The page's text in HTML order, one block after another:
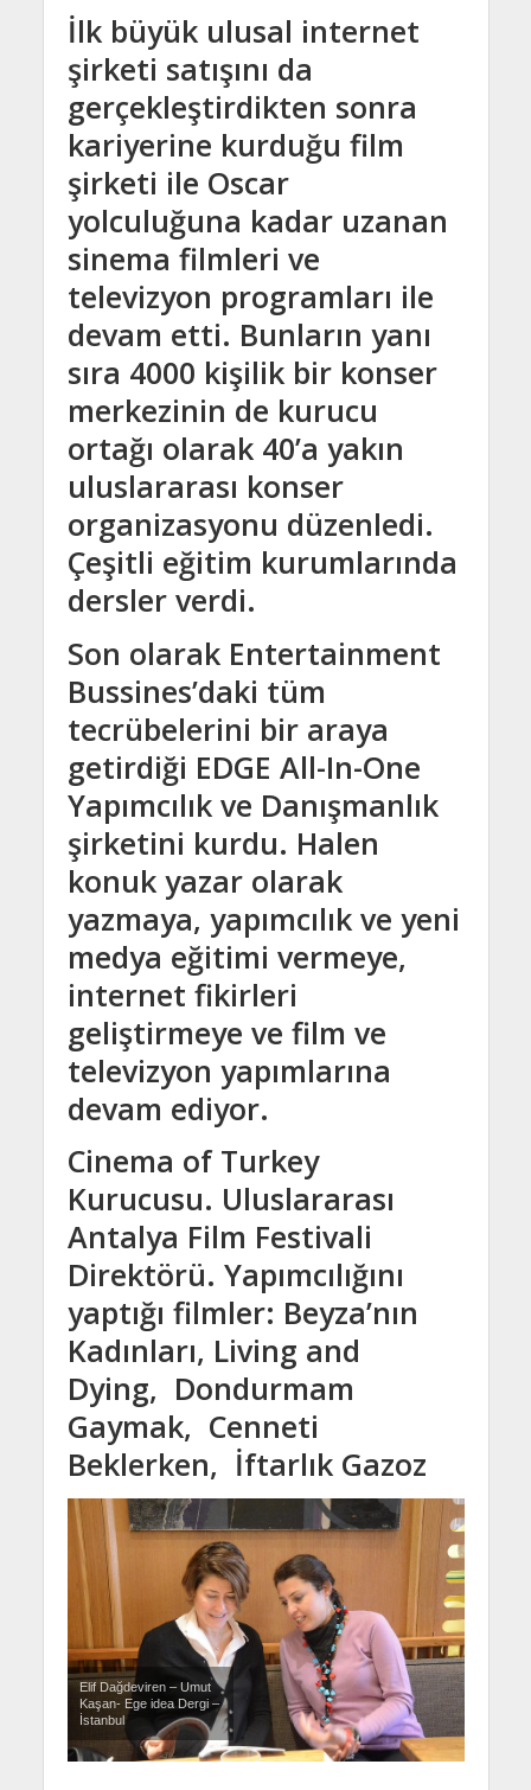
İlk büyük ulusal internet
şirketi satışını da
gerçekleştirdikten sonra
kariyerine kurduğu film
şirketi ile Oscar
yolculuğuna kadar uzanan
sinema filmleri ve
televizyon programları ile
devam etti. Bunların yanı
sıra 4000 kişilik bir konser
merkezinin de kurucu
ortağı olarak 40’a yakın
uluslararası konser
organizasyonu düzenledi.
Çeşitli eğitim kurumlarında
dersler verdi.
Son olarak Entertainment
Bussines’daki tüm
tecrübelerini bir araya
getirdiği EDGE All-In-One
Yapımcılık ve Danışmanlık
şirketini kurdu. Halen
konuk yazar olarak
yazmaya, yapımcılık ve yeni
medya eğitimi vermeye,
internet fikirleri
geliştirmeye ve film ve
televizyon yapımlarına
devam ediyor.
Cinema of Turkey
Kurucusu. Uluslararası
Antalya Film Festivali
Direktörü. Yapımcılığını
yaptığı filmler: Beyza’nın
Kadınları, Living and
Dying, Dondurmam
Gaymak, Cenneti
Beklerken, İftarlık Gazoz
Elif Dağdeviren – Umut
Kaşan- Ege idea Dergi –
İstanbul